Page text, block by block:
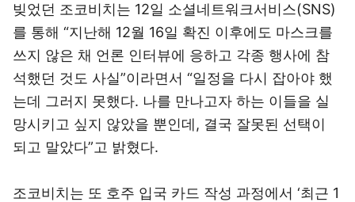
빚었던 조코비치는 12일 소셜네트워크서비스(SNS)
를 통해 “지난해 12월 16일 확진 이후에도 마스크를
쓰지 않은 채 언론 인터뷰에 응하고 각종 행사에 참
석했던 것도 사실”이라면서 “일정을 다시 잡아야 했
는데 그러지 못했다. 나를 만나고자 하는 이들을 실
망시키고 싶지 않았을 뿐인데, 결국 잘못된 선택이
되고 말았다”고 밝혔다.
조코비치는 또 호주 입국 카드 작성 과정에서 ‘최근 1